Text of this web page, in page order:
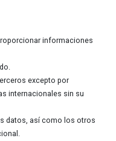
informaciones
excepto por
internacionales sin su
datos, así como los otros